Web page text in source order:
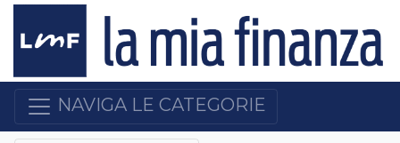
NAVIGA LE CATEGORIE